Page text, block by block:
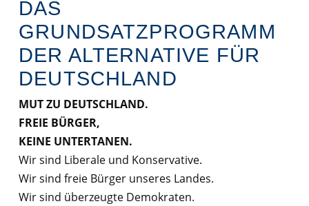
DAS
GRUNDSATZPROGRAMM
DER ALTERNATIVE FÜR
DEUTSCHLAND
MUT ZU DEUTSCHLAND.
FREIE BÜRGER,
KEINE UNTERTANEN.
Wir sind Liberale und Konservative.
Wir sind freie Bürger unseres Landes.
Wir sind überzeugte Demokraten.